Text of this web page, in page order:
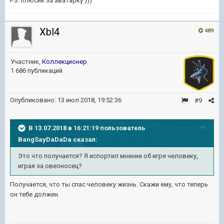
489
Xbl4
Участник, Коллекционер
1 686 публикаций
#9
Опубликовано: 13 июл 2018, 19:52:36
В 13.07.2018 в 16:21:19 пользователь
BangSayDaDaDaсказал:
Это что получается? Я испортил мнение об игре человеку,
играя за овеоносец?
Получается, что ты спас человеку жизнь. Скажи ему, что теперь
он тебе должен.